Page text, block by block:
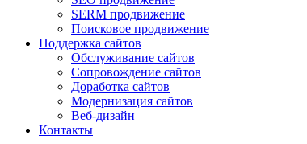
SERM продвижение
Поисковое продвижение
Поддержка сайтов
Обслуживание сайтов
Сопровождение сайтов
Доработка сайтов
Модернизация сайтов
Веб-дизайн
Контакты